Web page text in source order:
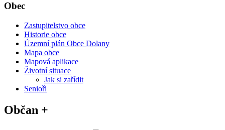
Obec
Zastupitelstvo obce
Historie obce
Územní plán Obce Dolany
Mapa obce
Mapová aplikace
Životní situace
Jak si zařídit
Senioři
Občan +